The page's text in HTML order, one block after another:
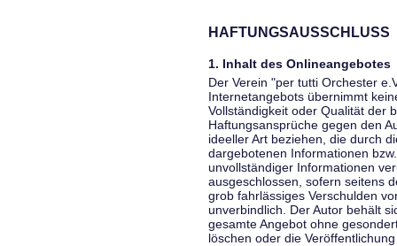
HAFTUNGSAUSSCHLUSS
1. Inhalt des Onlineangebotes
Der Verein "per tutti Orchester
Internetangebots übernimmt
Vollständigkeit oder Qualität der
Haftungsansprüche gegen den
ideeller Art beziehen, die durch
dargebotenen Informationen
unvollständiger Informationen
ausgeschlossen, sofern seitens
grob fahrlässiges Verschulden
unverbindlich. Der Autor behält
gesamte Angebot ohne
löschen oder die